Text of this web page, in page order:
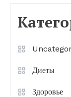
Диеты
Здоровье